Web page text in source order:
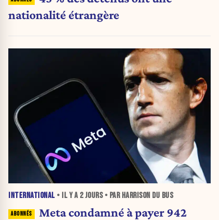
nationalité étrangère
INTERNATIONAL • IL Y A 2 JOURS• PAR HARRISON DU BUS
Meta condamné à payer 942